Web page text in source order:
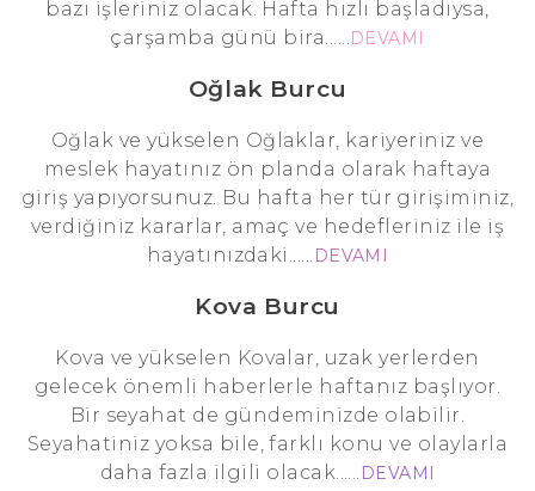
bazı işleriniz olacak. Hafta hızlı başladıysa,
çarşamba günü bira......DEVAMI
Oğlak Burcu
Oğlak ve yükselen Oğlaklar, kariyeriniz ve
meslek hayatınız ön planda olarak haftaya
giriş yapıyorsunuz. Bu hafta her tür girişiminiz,
verdiğiniz kararlar, amaç ve hedefleriniz ile iş
hayatınızdaki...... DEVAMI
Kova Burcu
Kova ve yükselen Kovalar, uzak yerlerden
gelecek önemli haberlerle haftanız başlıyor.
Bir seyahat de gündeminizde olabilir.
Seyahatiniz yoksa bile, farklı konu ve olaylarla
daha fazla ilgili olacak...... DEVAMI